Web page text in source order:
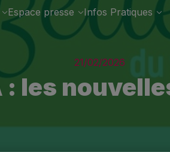
Espace presse Infos Pratiques
21/02/2026
: les